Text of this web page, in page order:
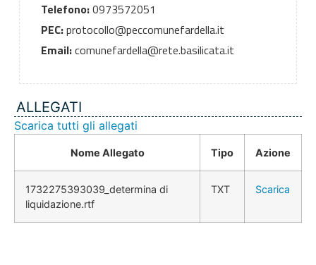
Telefono:0973572051
PEC:protocollo@peccomunefardella.it
Email:comunefardella@rete.basilicata.it
ALLEGATI
Scarica tutti gli allegati
Nome Allegato Tipo Azione
1732275393039_determina di
liquidazione.rtf
TXT Scarica